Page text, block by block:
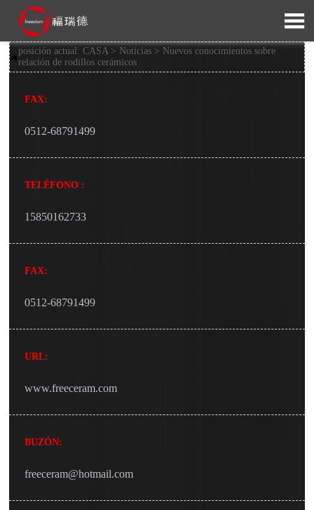


posición actual:CASA> Noticias > Nuevos conocimientos sobre
relación de rodillos cerámicos
FAX:
0512-68791499
TELÉFONO :
15850162733
FAX:
0512-68791499
URL:
www.freeceram.com
BUZÓN:
freeceram@hotmail.com